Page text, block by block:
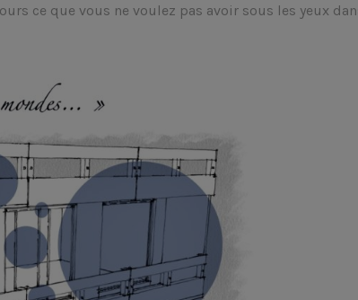
ce que vous ne voulez pas avoir sous les yeux